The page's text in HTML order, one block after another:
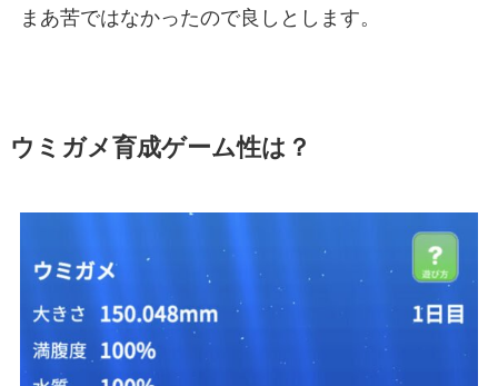
まあ苦ではなかったので良しとします。
ウミガメ育成ゲーム性は？